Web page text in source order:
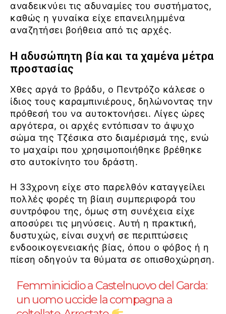
αναδεικνύει τις αδυναμίες του συστήματος,
καθώς η γυναίκα είχε επανειλημμένα
αναζητήσει βοήθεια από τις αρχές.
Η αδυσώπητη βία και τα χαμένα μέτρα
προστασίας
Χθες αργά το βράδυ, ο Πεντρόζο κάλεσε ο
ίδιος τους καραμπινιέρους, δηλώνοντας την
πρόθεσή του να αυτοκτονήσει. Λίγες ώρες
αργότερα, οι αρχές εντόπισαν το άψυχο
σώμα της Τζέσικα στο διαμέρισμά της, ενώ
το μαχαίρι που χρησιμοποιήθηκε βρέθηκε
στο αυτοκίνητο του δράστη.
Η 33χρονη είχε στο παρελθόν καταγγείλει
πολλές φορές τη βίαιη συμπεριφορά του
συντρόφου της, όμως στη συνέχεια είχε
αποσύρει τις μηνύσεις. Αυτή η πρακτική,
δυστυχώς, είναι συχνή σε περιπτώσεις
ενδοοικογενειακής βίας, όπου ο φόβος ή η
πίεση οδηγούν τα θύματα σε οπισθοχώρηση.
Femminicidio a Castelnuovo del Garda:
un uomo uccide la compagna a